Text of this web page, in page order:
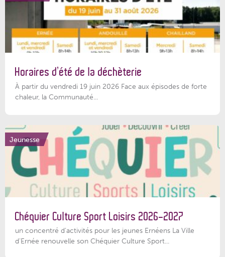
Horaires d’été de la déchèterie
À partir du vendredi 19 juin 2026 Face aux épisodes de forte
chaleur, la Communauté...
Jeunesse
Chéquier Culture Sport Loisirs 2026-2027
un concentré d’activités pour les jeunes Ernéens La Ville
d’Ernée renouvelle son Chéquier Culture Sport...